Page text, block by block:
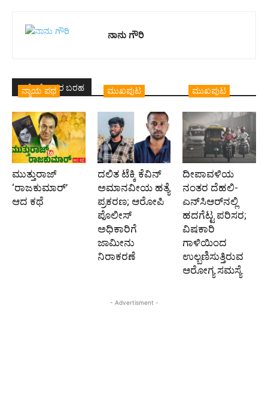
ನಾನು ಗೌರಿ
ಇದೇ ಲೇಖಕರ ಬರಹ
ನ್ಯಾಯ ಪಥ
ಮುತ್ತುರಾಜ್
‘ರಾಜಕುಮಾರ್‍’
ಆದ ಕಥೆ
ಮುಖಪುಟ
ದಲಿತ ಟೆಕ್ಕಿ ಕೆವಿನ್
ಅಮಾನವೀಯ ಹತ್ಯೆ
ಪ್ರಕರಣ; ಆರೋಪಿ
ಪೊಲೀಸ್‌
ಅಧಿಕಾರಿಗೆ
ಜಾಮೀನು
ನಿರಾಕರಣೆ
ಮುಖಪುಟ
ದೀಪಾವಳಿಯ
ನಂತರ ದೆಹಲಿ-
ಎನ್‌ಸಿಆರ್‌ನಲ್ಲಿ
ಹದಗೆಟ್ಟ ಪರಿಸರ;
ವಿಷಕಾರಿ
ಗಾಳಿಯಿಂದ
ಉಲ್ಬಣಿಸುತ್ತಿರುವ
ಆರೋಗ್ಯ ಸಮಸ್ಯೆ
- Advertisment -